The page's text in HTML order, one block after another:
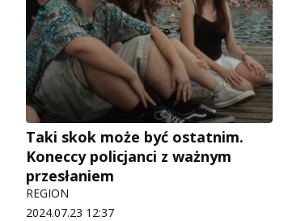
Taki skok może być ostatnim.
Koneccy policjanci z ważnym
przesłaniem
REGION
2024.07.23 12:37